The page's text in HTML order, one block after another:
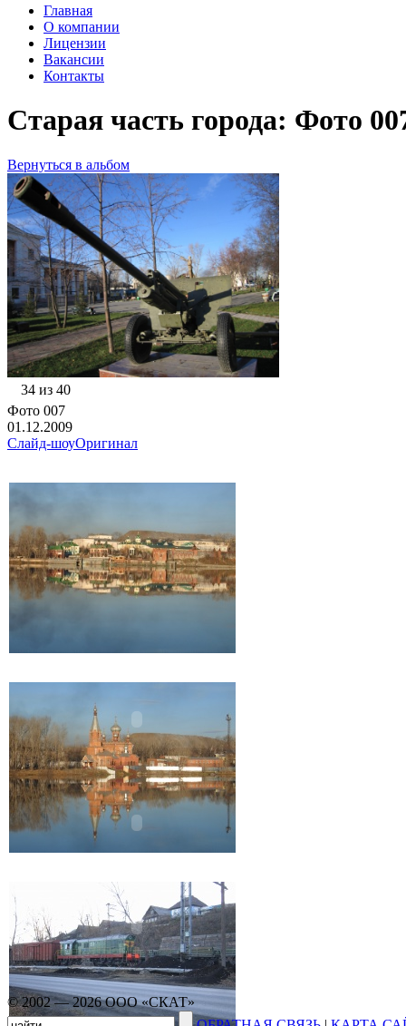
Главная
О компании
Лицензии
Вакансии
Контакты
Старая часть города: Фото
Вернуться в альбом
34 из 40
Фото 007
01.12.2009
Слайд-шоуОригинал
© 2002 — 2026 ООО «СКАТ»